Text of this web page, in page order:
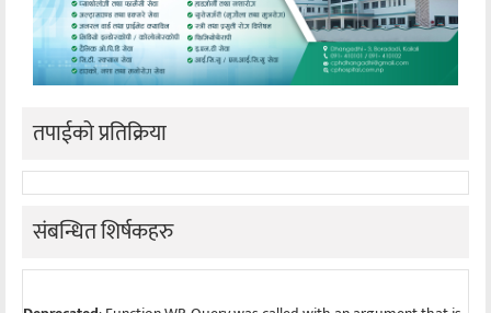
तपाईको प्रतिक्रिया
संबन्धित शिर्षकहरु